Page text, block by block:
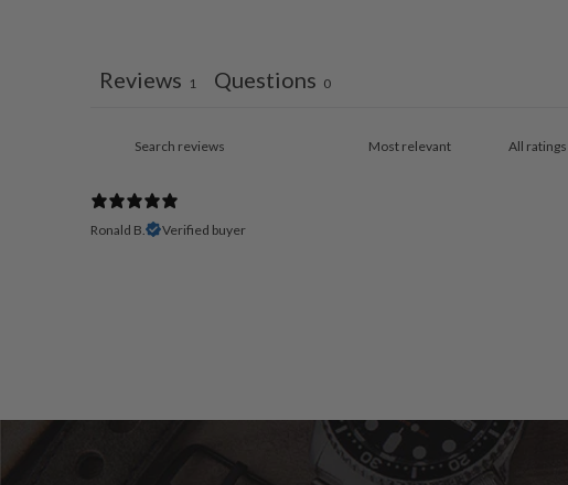
Reviews 1 Questions 0
Ronald B. Verified buyer